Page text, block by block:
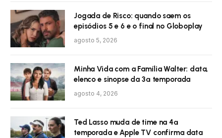
Jogada de Risco: quando saem os
episódios 5 e 6 e o final no Globoplay
agosto 5, 2026
Minha Vida com a Família Walter: data,
elenco e sinopse da 3ª temporada
agosto 4, 2026
Ted Lasso muda de time na 4ª
temporada e Apple TV confirma data